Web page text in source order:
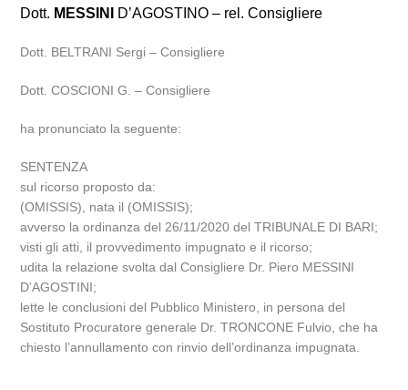
Dott. MESSINI D’AGOSTINO – rel. Consigliere
Dott. BELTRANI Sergi – Consigliere
Dott. COSCIONI G. – Consigliere
ha pronunciato la seguente:
SENTENZA
sul ricorso proposto da:
(OMISSIS), nata il (OMISSIS);
avverso la ordinanza del 26/11/2020 del TRIBUNALE DI BARI;
visti gli atti, il provvedimento impugnato e il ricorso;
udita la relazione svolta dal Consigliere Dr. Piero MESSINI
D’AGOSTINI;
lette le conclusioni del Pubblico Ministero, in persona del
Sostituto Procuratore generale Dr. TRONCONE Fulvio, che ha
chiesto l’annullamento con rinvio dell’ordinanza impugnata.